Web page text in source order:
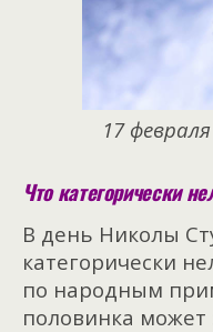
17
Что категорически
В день Николы
категорически
по народным
половинка может